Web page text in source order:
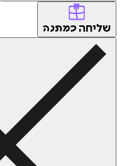
שליחה כמתנה